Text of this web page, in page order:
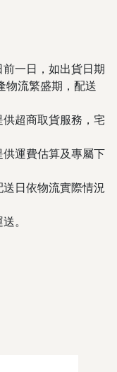
一日，如出貨日期
物流繁盛期，配送
超商取貨服務，宅
運費估算及專屬下
日依物流實際情況
。